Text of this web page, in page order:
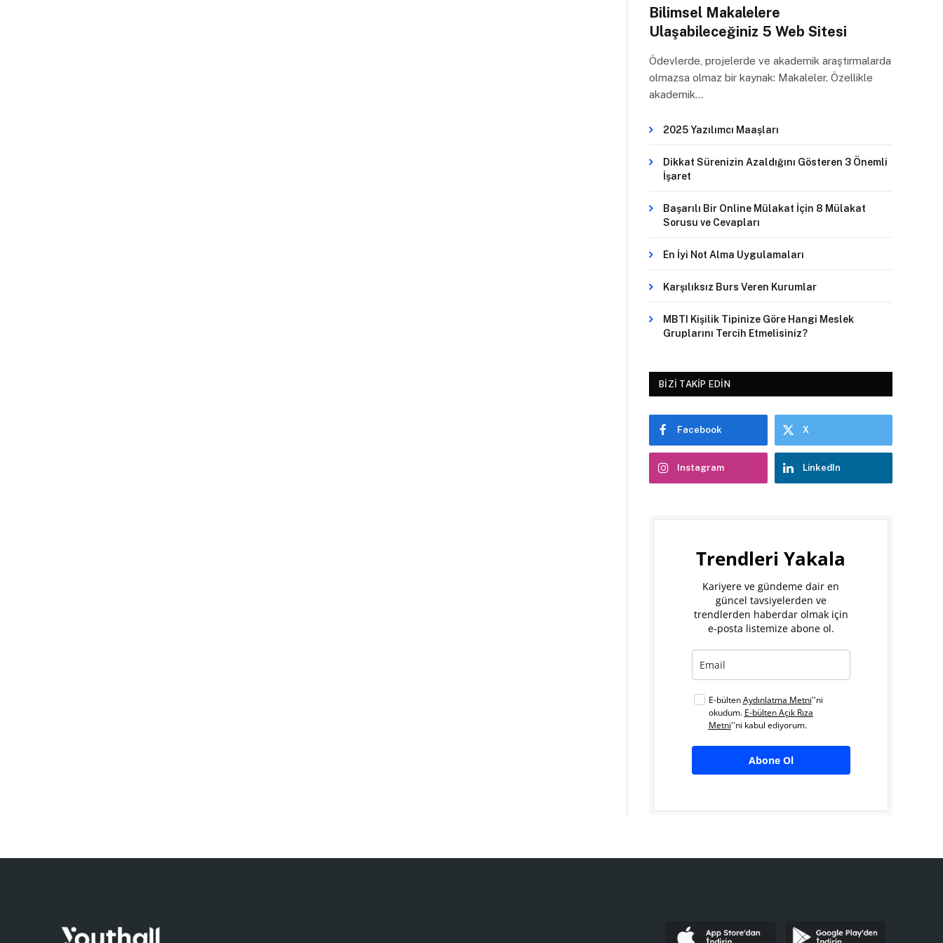
Bilimsel Makalelere
Ulaşabileceğiniz 5 Web Sitesi
Ödevlerde, projelerde ve akademik araştırmalarda
olmazsa olmaz bir kaynak: Makaleler. Özellikle
akademik…
2025 Yazılımcı Maaşları
Dikkat Sürenizin Azaldığını Gösteren 3 Önemli
İşaret
Başarılı Bir Online Mülakat İçin 8 Mülakat
Sorusu ve Cevapları
En İyi Not Alma Uygulamaları
Karşılıksız Burs Veren Kurumlar
MBTI Kişilik Tipinize Göre Hangi Meslek
Gruplarını Tercih Etmelisiniz?
BIZI TAKIP EDIN
Facebook X
Instagram LinkedIn
Trendleri Yakala
Kariyere ve gündeme dair en
güncel tavsiyelerden ve
trendlerden haberdar olmak için
e-posta listemize abone ol.
E-bültenAydınlatma Metni''ni
okudum. E-bülten Açık Rıza
Metni''ni kabul ediyorum.
Abone Ol